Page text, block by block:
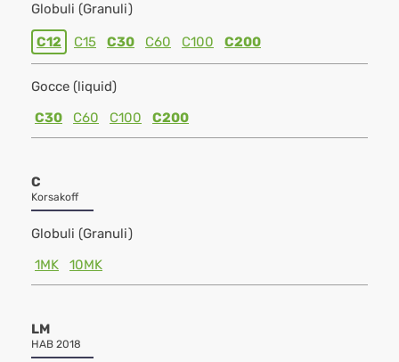
Globuli (Granuli)
C12 C15 C30 C60 C100 C200
Gocce (liquid)
C30
C60 C100 C200
C
Korsakoff
Globuli (Granuli)
1MK
10MK
LM
HAB 2018